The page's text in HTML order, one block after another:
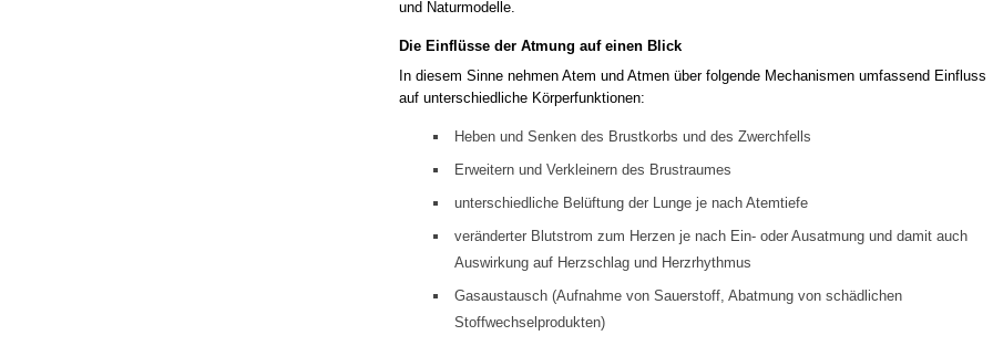
und Naturmodelle.
Die Einflüsse der Atmung auf einen Blick
In diesem Sinne nehmen Atem und Atmen über folgende Mechanismen umfassend Einfluss
auf unterschiedliche Körperfunktionen:
Heben und Senken des Brustkorbs und des Zwerchfells
Erweitern und Verkleinern des Brustraumes
unterschiedliche Belüftung der Lunge je nach Atemtiefe
veränderter Blutstrom zum Herzen je nach Ein- oder Ausatmung und damit auch
Auswirkung auf Herzschlag und Herzrhythmus
Gasaustausch (Aufnahme von Sauerstoff, Abatmung von schädlichen
Stoffwechselprodukten)